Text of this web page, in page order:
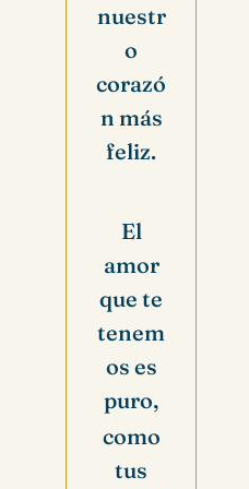
nuestr
o
corazó
n más
feliz.
El
amor
que te
tenem
os es
puro,
como
tus